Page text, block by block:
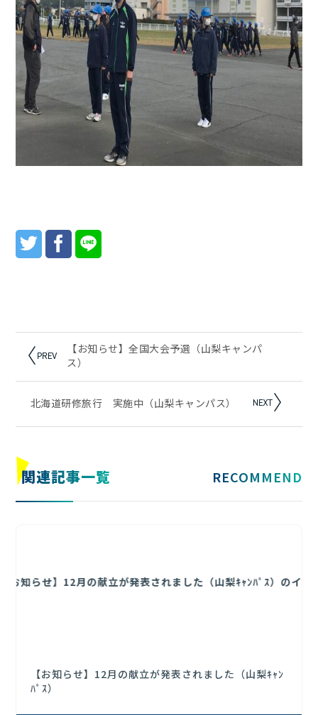
【お知らせ】全国大会予選（山梨キャンパ
ス）
北海道研修旅行 実施中（山梨キャンパス）
関連記事一覧 RECOMMEND
【お知らせ】12月の献立が発表されました（山梨ｷｬﾝ
ﾊﾟｽ）